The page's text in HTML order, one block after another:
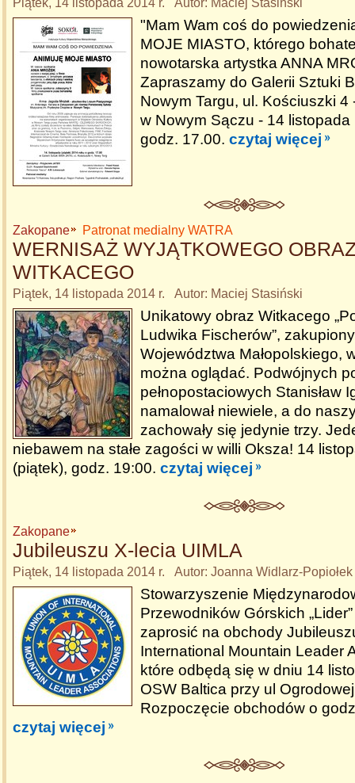
Piątek, 14 listopada 2014 r. Autor: Maciej Stasiński
"Mam Wam coś do
MOJE MIASTO, którego
nowotarska artystka ANNA
Zapraszamy do Galerii Sztuki
Nowym Targu, ul. Kościuszki 4
w Nowym Sączu - 14 listopada
godz. 17.00. czytaj więcej
Zakopane Patronat medialny WATRA
WERNISAŻ WYJĄTKOWEGO
WITKACEGO
Piątek, 14 listopada 2014 r. Autor: Maciej Stasiński
Unikatowy obraz Witkacego
Ludwika Fischerów”,
Województwa Małopolskiego,
można oglądać. Podwójnych
pełnopostaciowych Stanisław
namalował niewiele, a do
zachowały się jedynie trzy.
niebawem na stałe zagości w willi Oksza! 14
(piątek), godz. 19:00. czytaj więcej
Zakopane
Jubileuszu X-lecia UIMLA
Piątek, 14 listopada 2014 r. Autor: Joanna Widlarz-Popiołek
Stowarzyszenie
Przewodników Górskich
zaprosić na obchody
International Mountain Leader
które odbędą się w dniu 14
OSW Baltica przy ul
Rozpoczęcie obchodów o
czytaj więcej